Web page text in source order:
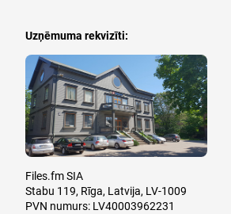
Uzņēmuma rekvizīti:
Files.fm SIA
Stabu 119, Rīga, Latvija, LV-1009
PVN numurs: LV40003962231